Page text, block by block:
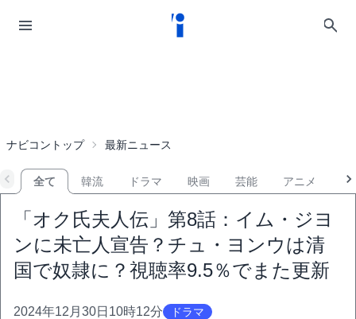
ナビコントップ 最新ニュース
全て 韓流 ドラマ 映画 芸能 アニメ
「オク氏夫人伝」第8話：イム・ジヨ
ンに未亡人宣告？チュ・ヨンウは清
国で奴隷に？視聴率9.5％でまた更新
2024年12月30日10時12分 ドラマ